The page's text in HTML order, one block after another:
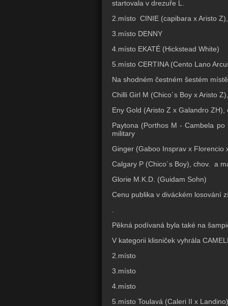
startovala v drezuře L.
2.místo CINIE (capibara x Aristo
3.místo DENNY
4.místo EKATÉ (Hickstead White)
5.místo CERTINA (Cento Lano
Na shodném čestném šestém
Chilli Girl M (Chico´s Boy x Aristo
Eny Gold (Aristo Z x Galandro
Paytona (Porthos M - Cambela
military
Ginger (Gaboo Insprav x Florencio
Calgary P (Chico´s Boy), chov. a
Glorie M.K.D. (Guidam Sohn)
Cenu publika v diváckém losování
Pěkná podívaná byla také na
V kategorii klisniček vyhrála
2.místo
3.místo
4.místo
5.místo Toulavá (Caleri II x Landino)